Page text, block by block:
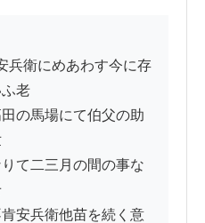
老
の馬場にて伯父の助
て二三月の間の事な
安兵衛他苗を続く意